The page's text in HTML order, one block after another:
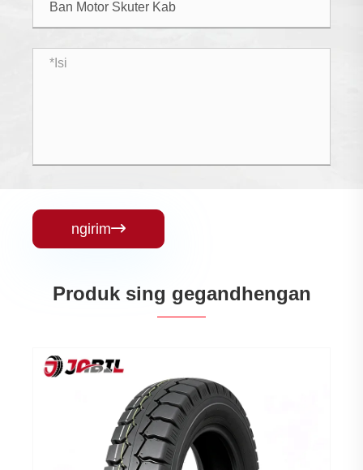
ngirim
Produk sing gegandhengan